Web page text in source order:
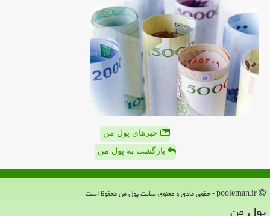
خبرهای پول من
بازگشت به پول من